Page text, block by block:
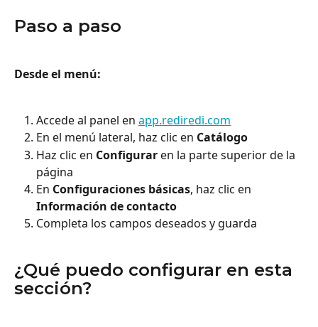
Paso a paso
Desde el menú:
Accede al panel en app.rediredi.com
En el menú lateral, haz clic en Catálogo
Haz clic en Configurar en la parte superior de la
página
En Configuraciones básicas, haz clic en
Información de contacto
Completa los campos deseados y guarda
¿Qué puedo configurar en esta
sección?